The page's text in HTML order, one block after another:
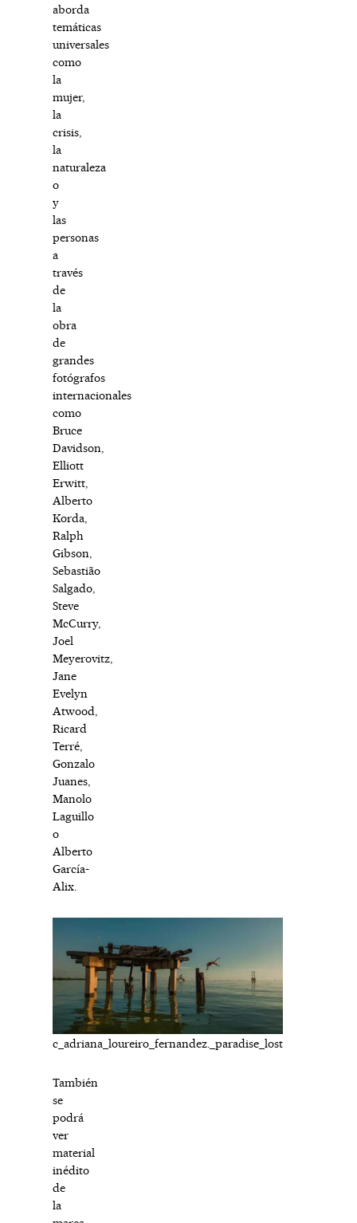
aborda
temáticas
universales
como
la
mujer,
la
crisis,
la
naturaleza
o
y
las
personas
a
través
de
la
obra
de
grandes
fotógrafos
internacionales
como
Bruce
Davidson,
Elliott
Erwitt,
Alberto
Korda,
Ralph
Gibson,
Sebastião
Salgado,
Steve
McCurry,
Joel
Meyerovitz,
Jane
Evelyn
Atwood,
Ricard
Terré,
Gonzalo
Juanes,
Manolo
Laguillo
o
Alberto
García-
Alix.
c_adriana_loureiro_fernandez._paradise_lost
También
se
podrá
ver
material
inédito
de
la